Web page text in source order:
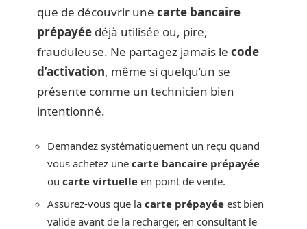
que de découvrir une carte bancaire
prépayée déjà utilisée ou, pire,
frauduleuse. Ne partagez jamais le code
d’activation, même si quelqu’un se
présente comme un technicien bien
intentionné.
Demandez systématiquement un reçu quand
vous achetez une carte bancaire prépayée
ou carte virtuelle en point de vente.
Assurez-vous que la carte prépayée est bien
valide avant de la recharger, en consultant le